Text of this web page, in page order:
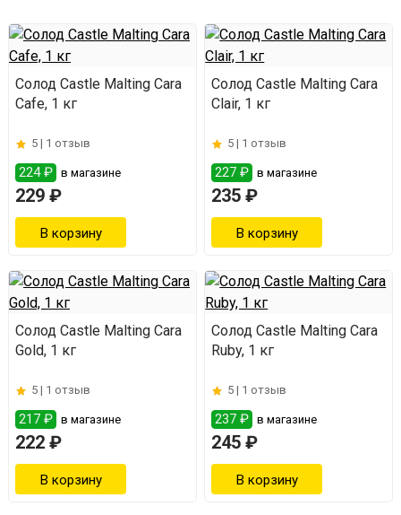
Солод Castle Malting Cara
Cafe, 1 кг
5 | 1 отзыв
224 ₽ в магазине
229 ₽
Солод Castle Malting Cara
Clair, 1 кг
5 | 1 отзыв
227 ₽ в магазине
235 ₽
Солод Castle Malting Cara
Gold, 1 кг
5 | 1 отзыв
217 ₽ в магазине
222 ₽
Солод Castle Malting Cara
Ruby, 1 кг
5 | 1 отзыв
237 ₽ в магазине
245 ₽